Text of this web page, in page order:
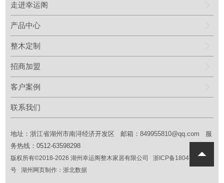
走进幸运阁
产品中心
整木定制
招商加盟
客户案例
联系我们
地址：浙江省湖州市南浔经济开发区 邮箱：849955810@qq.com 服
务热线：0512-63598298
版权所有©2018-2026湖州幸运阁整木家居有限公司
浙ICP备18047016
号
湖州网页制作：浙北数据